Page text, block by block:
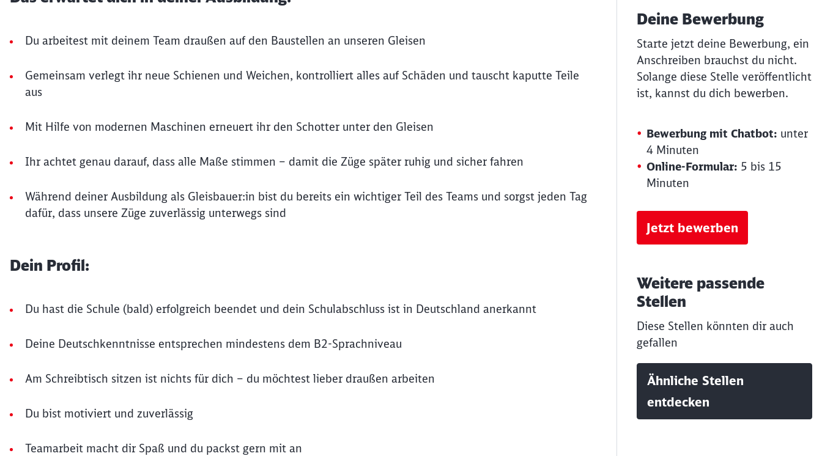
Du arbeitest mit deinem Team draußen auf den Baustellen an unseren Gleisen
Gemeinsam verlegt ihr neue Schienen und Weichen, kontrolliert alles auf Schäden und tauscht kaputte Teile
aus
Mit Hilfe von modernen Maschinen erneuert ihr den Schotter unter den Gleisen
Ihr achtet genau darauf, dass alle Maße stimmen – damit die Züge später ruhig und sicher fahren
Während deiner Ausbildung als Gleisbauer:in bist du bereits ein wichtiger Teil des Teams und sorgst jeden Tag
dafür, dass unsere Züge zuverlässig unterwegs sind
Dein Profil:
Du hast die Schule (bald) erfolgreich beendet und dein Schulabschluss ist in Deutschland anerkannt
Deine Deutschkenntnisse entsprechen mindestens dem B2-Sprachniveau
Am Schreibtisch sitzen ist nichts für dich – du möchtest lieber draußen arbeiten
Du bist motiviert und zuverlässig
Teamarbeit macht dir Spaß und du packst gern mit an
Deine Bewerbung
Starte jetzt deine Bewerbung, ein
Anschreiben brauchst du nicht.
Solange diese Stelle veröffentlicht
ist, kannst du dich bewerben.
Bewerbung mit Chatbot: unter
4 Minuten
Online-Formular: 5 bis 15
Minuten
Jetzt bewerben
Weitere passende
Stellen
Diese Stellen könnten dir auch
gefallen
Ähnliche Stellen
entdecken